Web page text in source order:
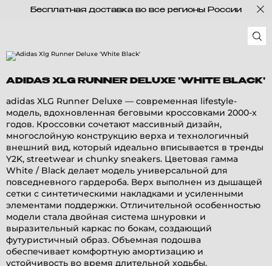
Бесплатная доставка во все регионы России
ADIDAS XLG RUNNER DELUXE 'WHITE BLACK'
adidas XLG Runner Deluxe — современная lifestyle-
модель, вдохновленная беговыми кроссовками 2000-х
годов. Кроссовки сочетают массивный дизайн,
многослойную конструкцию верха и технологичный
внешний вид, который идеально вписывается в тренды
Y2K, streetwear и chunky sneakers. Цветовая гамма
White / Black делает модель универсальной для
повседневного гардероба. Верх выполнен из дышащей
сетки с синтетическими накладками и усиленными
элементами поддержки. Отличительной особенностью
модели стала двойная система шнуровки и
выразительный каркас по бокам, создающий
футуристичный образ. Объемная подошва
обеспечивает комфортную амортизацию и
устойчивость во время длительной ходьбы.